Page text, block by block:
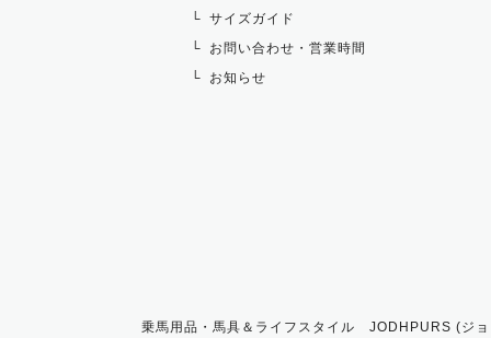
サイズガイド
お問い合わせ・営業時間
お知らせ
乗馬用品・馬具＆ライフスタイル JODHPURS (ジ